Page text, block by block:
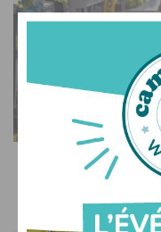
Voyage,
célébrer